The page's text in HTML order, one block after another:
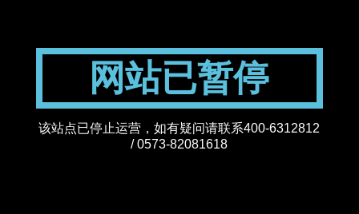
网站已暂停
该站点已停止运营，如有疑问请联系400-6312812
/ 0573-82081618